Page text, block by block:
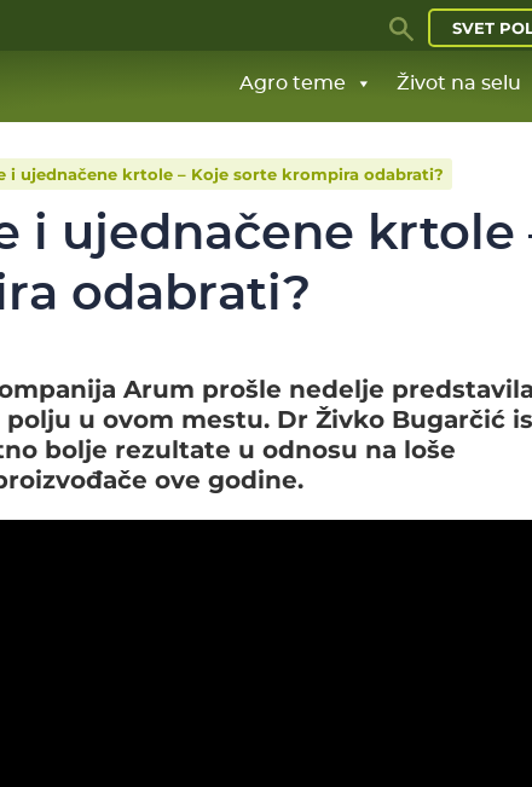
SVET
Agro teme Život na selu
i ujednačene krtole – Koje sorte krompira odabrati?
i ujednačene krtole
odabrati?
Arum prošle nedelje
u ovom mestu. Dr Živko Bugarčić
bolje rezultate u odnosu na loše
ove godine.